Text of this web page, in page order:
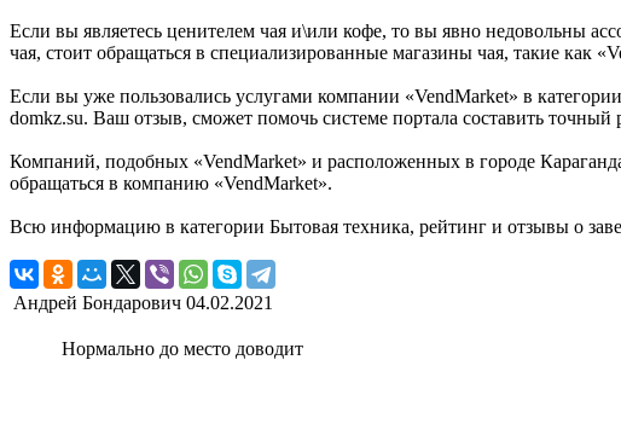
Если вы являетесь ценителем чая и\или кофе, то вы явно недовольны
чая, стоит обращаться в специализированные магазины чая, такие как
Если вы уже пользовались услугами компании «VendMarket» в
domkz.su. Ваш отзыв, сможет помочь системе портала составить точный
Компаний, подобных «VendMarket» и расположенных в городе
обращаться в компанию «VendMarket».
Всю информацию в категории Бытовая техника, рейтинг и отзывы о
Андрей Бондарович 04.02.2021
Нормально до место доводит